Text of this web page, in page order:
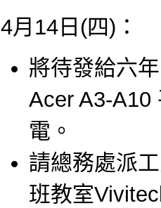
4月14日(四)：
將待發給六
Acer A3-A10
電。
請總務處派
班教室